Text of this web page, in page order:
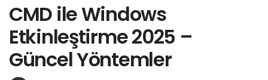
CMD ile Windows
Etkinleştirme 2025 –
Güncel Yöntemler